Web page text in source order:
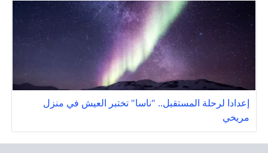
إعدادا لرحلة المستقبل.. "ناسا" تختبر العيش في منزل
مريخي